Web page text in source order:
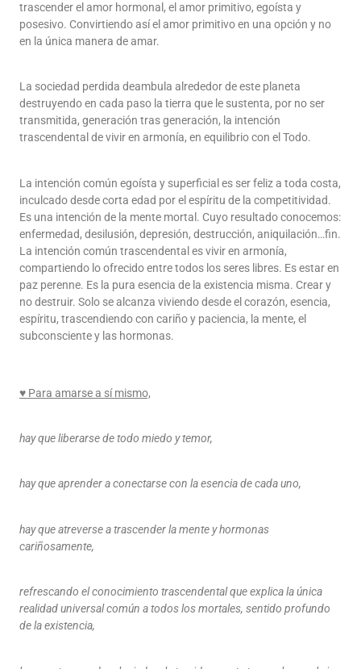
trascender el amor hormonal, el amor primitivo, egoísta y
posesivo. Convirtiendo así el amor primitivo en una opción y no
en la única manera de amar.
La sociedad perdida deambula alrededor de este planeta
destruyendo en cada paso la tierra que le sustenta, por no ser
transmitida, generación tras generación, la intención
trascendental de vivir en armonía, en equilibrio con el Todo.
La intención común egoísta y superficial es ser feliz a toda costa,
inculcado desde corta edad por el espíritu de la competitividad.
Es una intención de la mente mortal. Cuyo resultado conocemos:
enfermedad, desilusión, depresión, destrucción, aniquilación…fin.
La intención común trascendental es vivir en armonía,
compartiendo lo ofrecido entre todos los seres libres. Es estar en
paz perenne. Es la pura esencia de la existencia misma. Crear y
no destruir. Solo se alcanza viviendo desde el corazón, esencia,
espíritu, trascendiendo con cariño y paciencia, la mente, el
subconsciente y las hormonas.
♥ Para amarse a sí mismo,
hay que liberarse de todo miedo y temor,
hay que aprender a conectarse con la esencia de cada uno,
hay que atreverse a trascender la mente y hormonas
cariñosamente,
refrescando el conocimiento trascendental que explica la única
realidad universal común a todos los mortales, sentido profundo
de la existencia,